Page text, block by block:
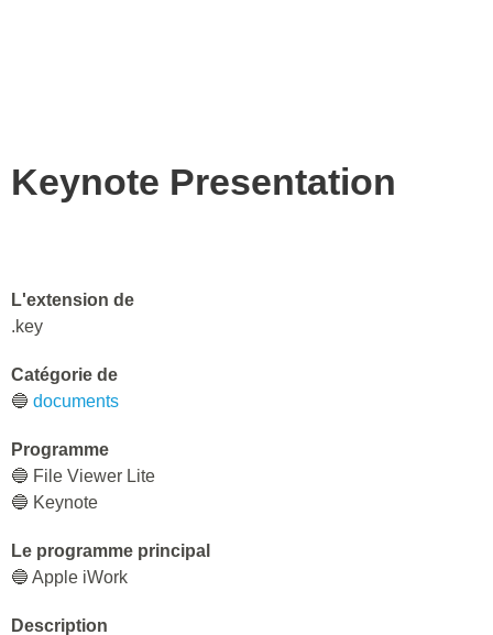
Keynote Presentation
L'extension de
.key
Catégorie de
🔵 documents
Programme
🔵 File Viewer Lite
🔵 Keynote
Le programme principal
🔵 Apple iWork
Description